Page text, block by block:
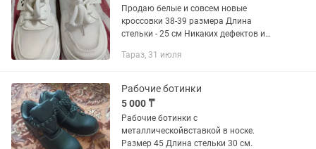
Продаю белые и совсем новые
кроссовки 38-39 размера Длина
стельки - 25 см Никаких дефектов и
идут шнурки. По причине - не подошёл
Тараз, 31 июля
Рабочие ботинки
5 000 ₸
Рабочие ботинки с
металлическойвставкой в носке.
Размер 45 Длина стельки 30 см.